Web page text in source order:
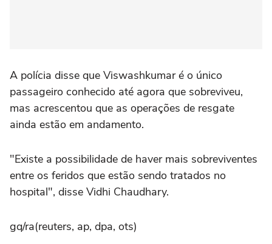
A polícia disse que Viswashkumar é o único
passageiro conhecido até agora que sobreviveu,
mas acrescentou que as operações de resgate
ainda estão em andamento.
"Existe a possibilidade de haver mais sobreviventes
entre os feridos que estão sendo tratados no
hospital", disse Vidhi Chaudhary.
gq/ra(reuters, ap, dpa, ots)